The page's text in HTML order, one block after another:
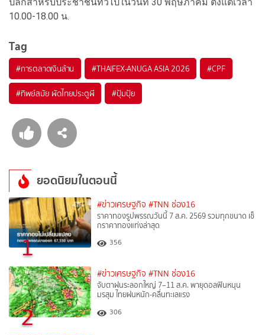
10.00-18.00 น.
Tag
#การตลาดเงินล้าน #THAIFEX-ANUGA ASIA 2026 #CPF
#ทิพย์สมัย ผัดไทยประตูผี #ปุ้มปุ้ย
ยอดนิยมในตอนนี้
1
#ข่าวเศรษฐกิจ #TNN ช่อง16
ราคาทองรูปพรรณวันนี้ 7 ส.ค. 2569 รวมทุกขนาด เช็
กราคาทองแท่งล่าสุด
356
2
#ข่าวเศรษฐกิจ #TNN ช่อง16
จับตาฝนระลอกใหญ่ 7–11 ส.ค. พายุดอลฟินหนุน
มรสุม ไทยฝนหนัก-คลื่นทะเลแรง
306